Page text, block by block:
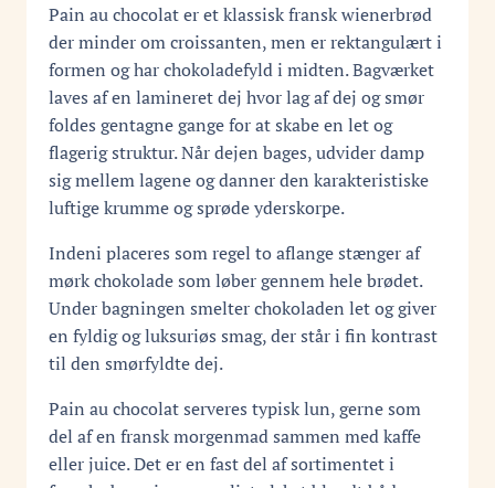
Pain au chocolat er et klassisk fransk wienerbrød
der minder om croissanten, men er rektangulært i
formen og har chokoladefyld i midten. Bagværket
laves af en lamineret dej hvor lag af dej og smør
foldes gentagne gange for at skabe en let og
flagerig struktur. Når dejen bages, udvider damp
sig mellem lagene og danner den karakteristiske
luftige krumme og sprøde yderskorpe.
Indeni placeres som regel to aflange stænger af
mørk chokolade som løber gennem hele brødet.
Under bagningen smelter chokoladen let og giver
en fyldig og luksuriøs smag, der står i fin kontrast
til den smørfyldte dej.
Pain au chocolat serveres typisk lun, gerne som
del af en fransk morgenmad sammen med kaffe
eller juice. Det er en fast del af sortimentet i